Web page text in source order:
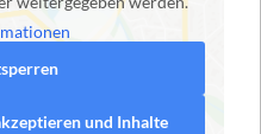
und Inhalte